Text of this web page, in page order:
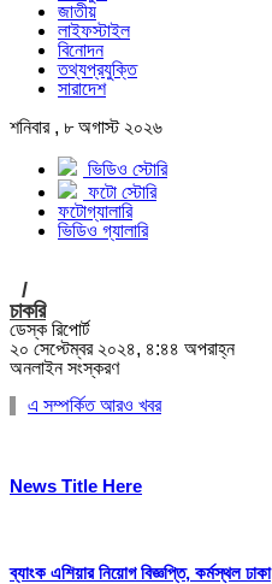
জাতীয়
লাইফস্টাইল
বিনোদন
তথ্যপ্রযুক্তি
সারাদেশ
শনিবার , ৮ অগাস্ট ২০২৬
ভিডিও স্টোরি
ফটো স্টোরি
ফটোগ্যালারি
ভিডিও গ্যালারি
/
চাকরি
ডেস্ক রিপোর্ট
২০ সেপ্টেম্বর ২০২৪, ৪:৪৪ অপরাহ্ন
অনলাইন সংস্করণ
এ সম্পর্কিত আরও খবর
News Title Here
ব্যাংক এশিয়ার নিয়োগ বিজ্ঞপ্তি, কর্মস্থল ঢাকা